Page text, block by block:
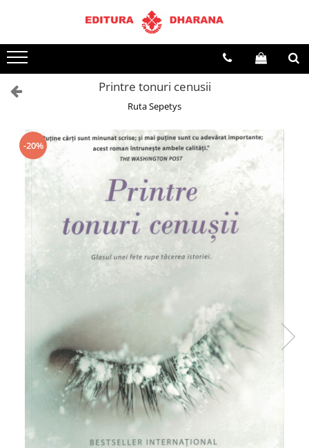
Terapii
Dietoterapie
Printre tonuri cenusii
Ruta Sepetys
-20%